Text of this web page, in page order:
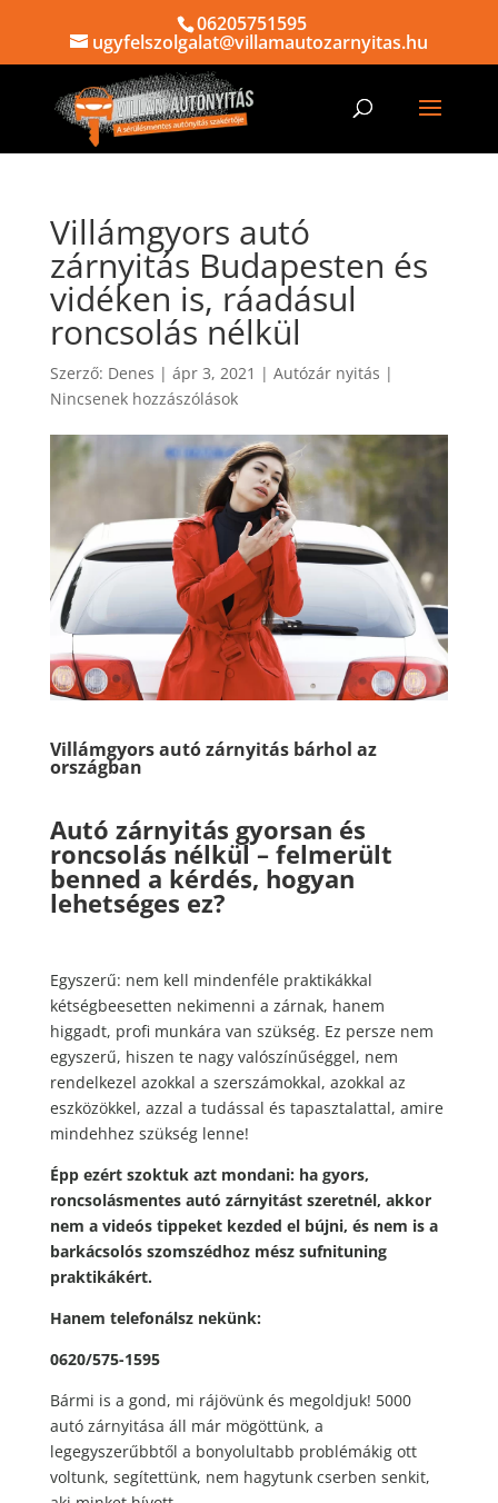
06205751595
ugyfelszolgalat@villamautozarnyitas.hu
Villámgyors autó
zárnyitás Budapesten és
vidéken is, ráadásul
roncsolás nélkül
Szerző: Denes | ápr 3, 2021 | Autózár nyitás |
Nincsenek hozzászólások
Villámgyors autó zárnyitás bárhol az
országban
Autó zárnyitás gyorsan és
roncsolás nélkül – felmerült
benned a kérdés, hogyan
lehetséges ez?
Egyszerű: nem kell mindenféle praktikákkal
kétségbeesetten nekimenni a zárnak, hanem
higgadt, profi munkára van szükség. Ez persze nem
egyszerű, hiszen te nagy valószínűséggel, nem
rendelkezel azokkal a szerszámokkal, azokkal az
eszközökkel, azzal a tudással és tapasztalattal, amire
mindehhez szükség lenne!
Épp ezért szoktuk azt mondani: ha gyors,
roncsolásmentes autó zárnyitást szeretnél, akkor
nem a videós tippeket kezded el bújni, és nem is a
barkácsolós szomszédhoz mész sufnituning
praktikákért.
Hanem telefonálsz nekünk:
0620/575-1595
Bármi is a gond, mi rájövünk és megoldjuk! 5000
autó zárnyitása áll már mögöttünk, a
legegyszerűbbtől a bonyolultabb problémákig ott
voltunk, segítettünk, nem hagytunk cserben senkit,